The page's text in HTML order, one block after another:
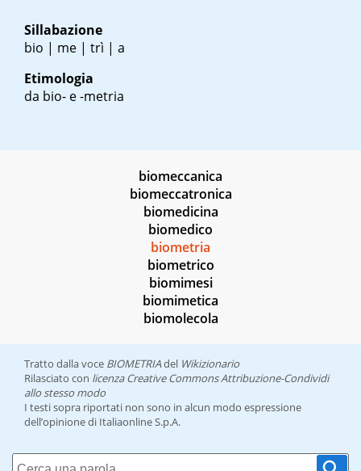
Sillabazione
bio | me | trì | a
Etimologia
da bio- e -metria
biomeccanica
biomeccatronica
biomedicina
biomedico
biometria
biometrico
biomimesi
biomimetica
biomolecola
Tratto dalla voce BIOMETRIAdel Wikizionario
Rilasciato con licenza Creative Commons Attribuzione-Condividi
allo stesso modo
I testi sopra riportati non sono in alcun modo espressione
dell’opinione di Italiaonline S.p.A.